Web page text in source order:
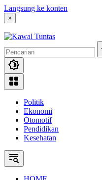
Langsung ke konten
×
Politik
Ekonomi
Otomotif
Pendidikan
Kesehatan